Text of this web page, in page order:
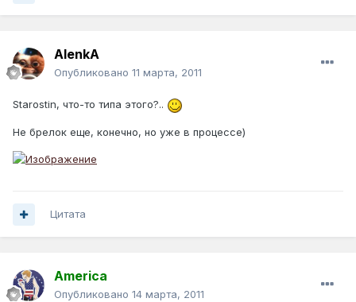
AlenkA
Опубликовано 11 марта, 2011
Starostin, что-то типа этого?..
Не брелок еще, конечно, но уже в процессе)
Цитата
America
Опубликовано 14 марта, 2011